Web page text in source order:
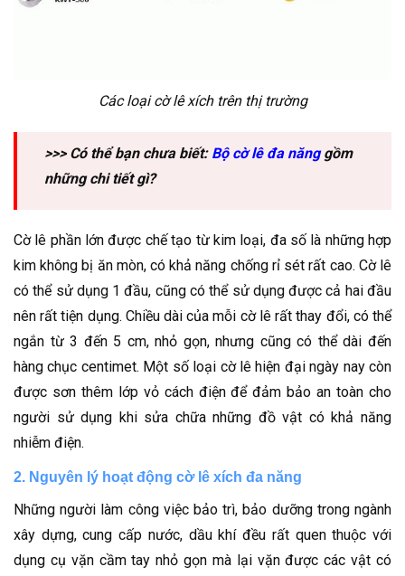
Các loại cờ lê xích trên thị trường
>>> Có thể bạn chưa biết: Bộ cờ lê đa nănggồm
những chi tiết gì?
Cờ lê phần lớn được chế tạo từ kim loại, đa số là những hợp
kim không bị ăn mòn, có khả năng chống rỉ sét rất cao. Cờ lê
có thể sử dụng 1 đầu, cũng có thể sử dụng được cả hai đầu
nên rất tiện dụng. Chiều dài của mỗi cờ lê rất thay đổi, có thể
ngắn từ 3 đến 5 cm, nhỏ gọn, nhưng cũng có thể dài đến
hàng chục centimet. Một số loại cờ lê hiện đại ngày nay còn
được sơn thêm lớp vỏ cách điện để đảm bảo an toàn cho
người sử dụng khi sửa chữa những đồ vật có khả năng
nhiễm điện.
2. Nguyên lý hoạt động cờ lê xích đa năng
Những người làm công việc bảo trì, bảo dưỡng trong ngành
xây dựng, cung cấp nước, dầu khí đều rất quen thuộc với
dụng cụ vặn cầm tay nhỏ gọn mà lại vặn được các vật có